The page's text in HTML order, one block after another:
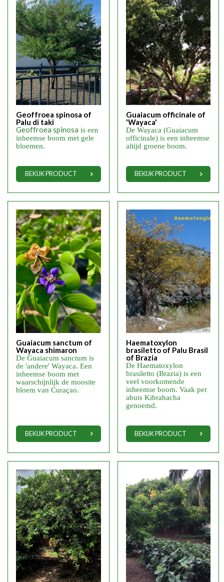
Geoffroea spinosa of
Palu di taki
Geoffroea spinosa is een
inheemse boom met gele
bloemen.
BEKIJK PRODUCT
Guaiacum officinale of
'Wayaca'
De Wayaca (Guaiacum
officinale) is een inheemse
altijd groene boom.
BEKIJK PRODUCT
Guaiacum sanctum of
Wayaca shimaron
De Guaiacum sanctum is
de 'andere' Wayaca. Een
inheemse boom met
waarschijnlijk de moosite
bloem van Curaçao.
BEKIJK PRODUCT
Haematoxylon
brasiletto of Palu Brasil
of Brazia
De Haematoxylon
brasiletto (Brazia) is een
veel voorkomende
inheemse boom. Vaak per
abuis Kibrahacha
genoemd.
BEKIJK PRODUCT